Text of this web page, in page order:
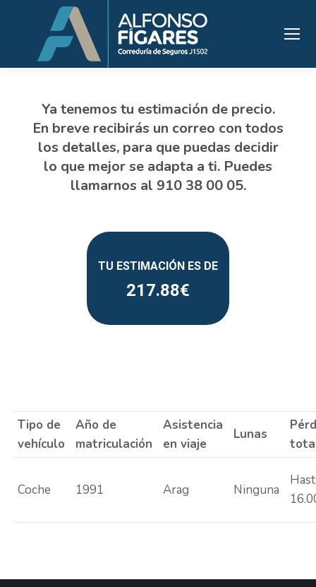
217.88
Tipo de
vehículo
Año de
matriculación
Asistencia
en viaje
Lunas
Coche 1991 Arag Ninguna